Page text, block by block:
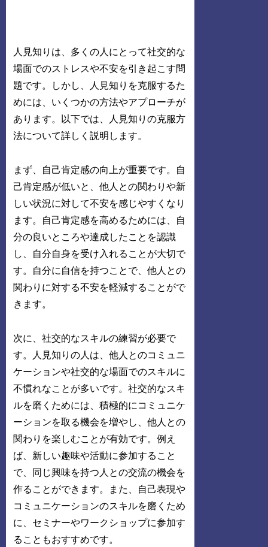
人見知りは、多くの人にとって社交的な
場面でのストレスや不安を引き起こす問
題です。しかし、人見知りを克服するた
めには、いくつかの方法やアプローチが
あります。以下では、人見知りの克服方
法について詳しく説明します。
まず、自己肯定感の向上が重要です。自
己肯定感が低いと、他人との関わりや新
しい状況に対して不安を感じやすくなり
ます。自己肯定感を高めるためには、自
分の良いところや達成したことを認識
し、自分自身を受け入れることが大切で
す。自分に自信を持つことで、他人との
関わりに対する不安を軽減することがで
きます。
次に、社交的なスキルの練習が必要で
す。人見知りの人は、他人とのコミュニ
ケーションや社交的な場面でのスキルに
不慣れなことが多いです。社交的なスキ
ルを磨くためには、積極的にコミュニケ
ーションを取る機会を増やし、他人との
関わりを楽しむことが有効です。例え
ば、新しい趣味や活動に参加すること
で、同じ興味を持つ人との交流の機会を
作ることができます。また、自己表現や
コミュニケーションのスキルを磨くため
に、セミナーやワークショップに参加す
ることもおすすめです。